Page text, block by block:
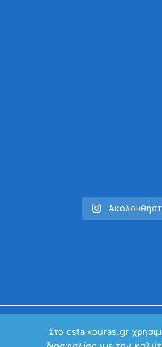
Στο cstaikouras.gr